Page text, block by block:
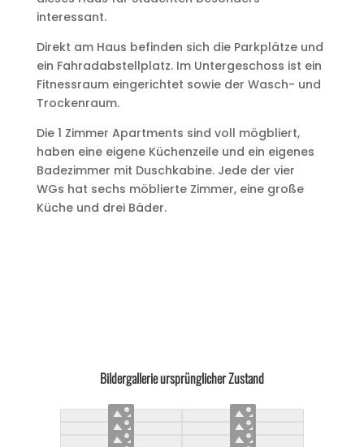
interessant.
Direkt am Haus befinden sich die Parkplätze und
ein Fahradabstellplatz. Im Untergeschoss ist ein
Fitnessraum eingerichtet sowie der Wasch- und
Trockenraum.
Die 1 Zimmer Apartments sind voll mögbliert,
haben eine eigene Küchenzeile und ein eigenes
Badezimmer mit Duschkabine. Jede der vier
WGs hat sechs möblierte Zimmer, eine große
Küche und drei Bäder.
Bildergallerie ursprünglicher Zustand